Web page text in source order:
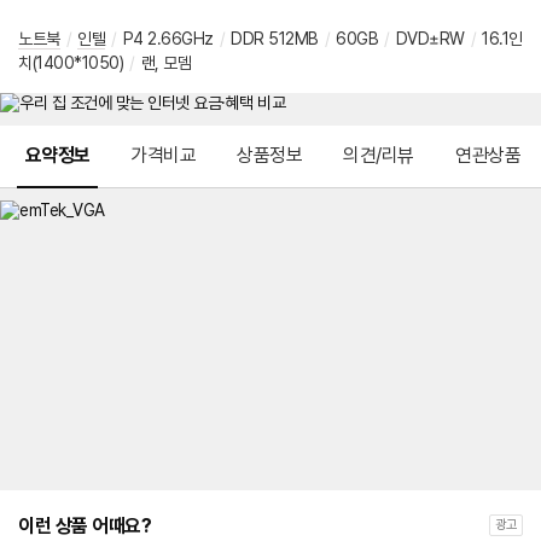
노트북 / 인텔 / P4 2.66GHz / DDR 512MB / 60GB / DVD±RW / 16.1인
치(1400*1050) / 랜, 모뎀
요약정보 가격비교 상품정보 의견/리뷰 연관상품
이런 상품 어때요? 광고